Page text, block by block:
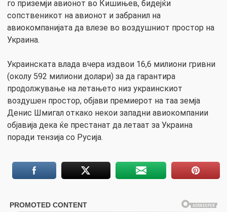
го приземји авионот во Кишињев, бидејќи
сопственикот на авионот и забранил на
авиокомпанијата да влезе во воздушниот простор на
Украина.
Украинската влада вчера издвои 16,6 милиони гривни
(околу 592 милиони долари) за да гарантира
продолжување на летањето низ украинскиот
воздушен простор, објави премиерот на таа земја
Денис Шмигал откако некои западни авиокомпании
објавија дека ќе престанат да летаат за Украина
поради тензија со Русија.